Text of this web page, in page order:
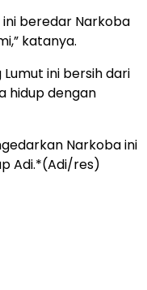
ini beredar Narkoba
katanya.
ini bersih dari
hidup dengan
Narkoba ini
Adi.*(Adi/res)